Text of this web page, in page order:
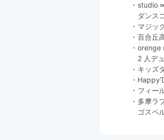
・studio
ダンス
・マジ
・百合丘
・orenge
2 人デ
・キッズ
・
・フィー
・多摩ラ
ゴスペ